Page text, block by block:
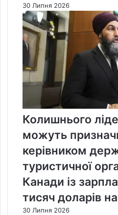
30 Липня 2026
Колишнього
можуть
керівником
туристичної
Канади із
тисяч доларів на
30 Липня 2026